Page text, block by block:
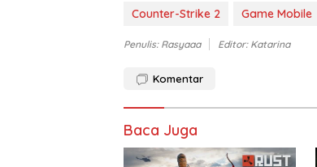
Counter-Strike 2 Game Mobile
Penulis: Rasyaaa Editor: Katarina
Komentar
Baca Juga